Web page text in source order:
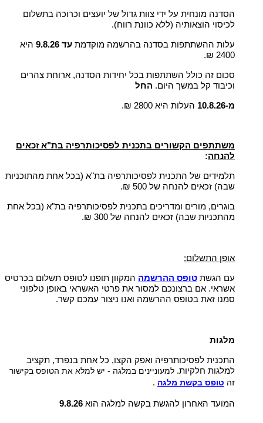
הסדנה מונחית על ידי צוות גדול של יועצים וכרוכה בתשלום
לכיסוי הוצאותיה (ללא כוונת רווח).
עלות ההשתתפות בסדנה בהרשמה מוקדמת עד 9.8.26
היא
2400 ₪.
סכום זה כולל השתתפות בכל יחידות הסדנה, ארוחת צהרים
וכיבוד קל במשך היום. החל
מ-10.8.26 העלות היא 2800 ₪.
משתתפים הקשורים בתכנית לפסיכותרפיה בת"א זכאים
להנחה:
תלמידים של התכנית לפסיכותרפיה בת"א (בכל אחת מהתוכניות
שבה) זכאים להנחה של 500 ₪.
בוגרים, מורים ומדריכים בתכנית לפסיכותרפיה בת"א (בכל אחת
מהתכניות שבה) זכאים להנחה של 300 ₪.
אופן התשלום:
עם הגשת טופס ההרשמה המקוון תופנו לטופס תשלום בכרטיס
אשראי. אם ברצונכם למסור את פרטי האשראי באופן טלפוני
סמנו זאת בטופס ההרשמה ואנו ניצור עמכם קשר.
מלגות
התכנית לפסיכותרפיה ואפק הקצו, כל אחת בנפרד, תקציב
למלגות חלקיות. למעוניינים במלגה - יש למלא את הטופס בקישור
זה טופס בקשת מלגה .
המועד האחרון להגשת בקשה למלגה הוא 9.8.26